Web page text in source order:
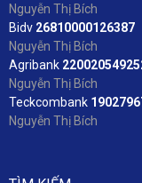
Nguyễn Thị Bích
Bidv 26810000126387
Nguyễn Thị Bích
Agribank
Nguyễn Thị Bích
Teckcombank
Nguyễn Thị Bích